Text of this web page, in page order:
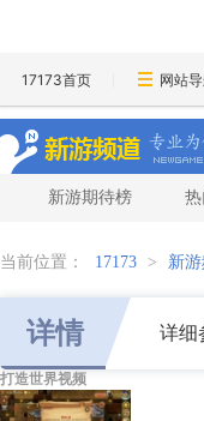
17173首页 网站
新游期待榜
当前位置： 17173 > 新
详情 详细
打造世界视频